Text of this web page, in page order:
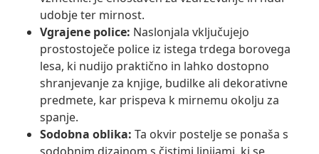
udobje ter mirnost.
Vgrajene police: Naslonjala vključujejo
prostostoječe police iz istega trdega borovega
lesa, ki nudijo praktično in lahko dostopno
shranjevanje za knjige, budilke ali dekorativne
predmete, kar prispeva k mirnemu okolju za
spanje.
Sodobna oblika: Ta okvir postelje se ponaša s